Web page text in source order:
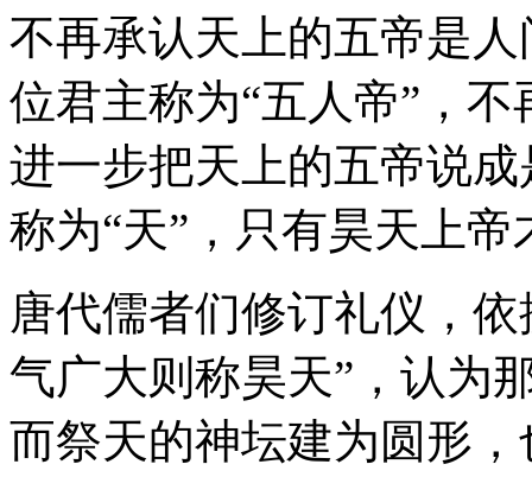
不再承认天上的五帝是
位君主称为“五人帝”，
进一步把天上的五帝说
称为“天”，只有昊天上
唐代儒者们修订礼仪，
气广大则称昊天”，认为
而祭天的神坛建为圆形